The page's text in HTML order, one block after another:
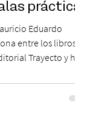
prácticas
futuro del
Eduardo
entre los libros
Trayecto y ha
de selección
contexto donde el